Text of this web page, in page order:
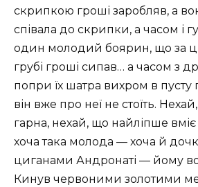
скрипкою гроші заробляв, а
співала до скрипки, а часом і
один молодий боярин, що за
грубі гроші сипав… а часом з
попри їх шатра вихром в пусту
він вже про неї не стоїть.
гарна, нехай, що найліпше
хоча така молода — хоча й
циганами Андронаті — йому
Кинув червоними золотими